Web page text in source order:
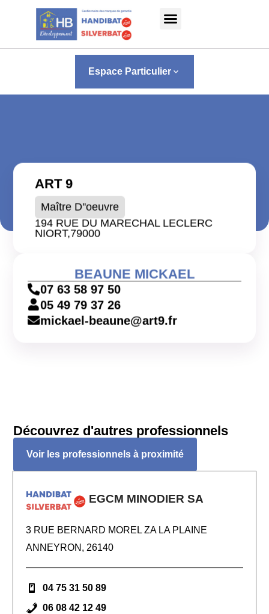
Panneau de gestion des cookies
Espace Particulier keyboard_arrow_down
ART 9
Maître D''oeuvre
194 RUE DU MARECHAL LECLERC
NIORT,79000
BEAUNE MICKAEL
07 63 58 97 50
05 49 79 37 26
mickael-beaune@art9.fr
Découvrez d'autres professionnels
Voir les professionnels à proximité
EGCM MINODIER SA
3 RUE BERNARD MOREL ZA LA PLAINE
ANNEYRON, 26140
04 75 31 50 89
06 08 42 12 49